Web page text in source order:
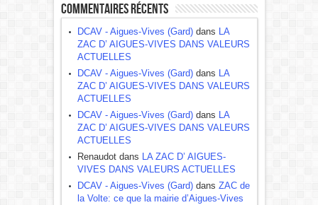
Commentaires récents
DCAV - Aigues-Vives (Gard)dans LA
ZAC D’ AIGUES-VIVES DANS VALEURS
ACTUELLES
DCAV - Aigues-Vives (Gard)dans LA
ZAC D’ AIGUES-VIVES DANS VALEURS
ACTUELLES
DCAV - Aigues-Vives (Gard)dans LA
ZAC D’ AIGUES-VIVES DANS VALEURS
ACTUELLES
Renaudot dans LA ZAC D’ AIGUES-
VIVES DANS VALEURS ACTUELLES
DCAV - Aigues-Vives (Gard)dans ZAC de
la Volte: ce que la mairie d’Aigues-Vives